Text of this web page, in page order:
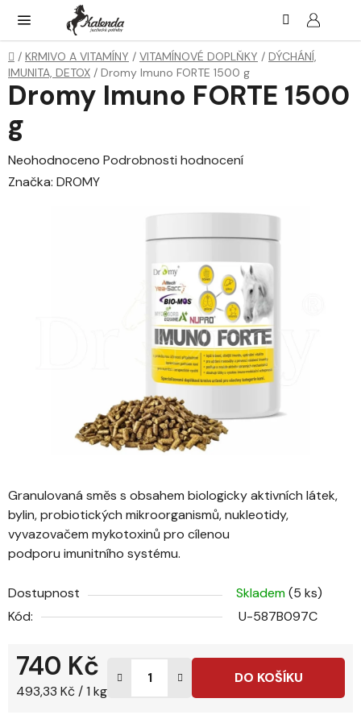
obsah
Domů
/ KRMIVO A VITAMÍNY / VITAMÍNOVÉ DOPLŇKY / DÝCHÁNÍ,
IMUNITA, DETOX / Dromy Imuno FORTE 1500 g
Granulovaná směs s obsahem biologicky aktivních látek,
bylin, probiotických mikroorganismů, nukleotidy,
vyvazovačem mykotoxinů pro cílenou
podporu imunitního systému.
Dostupnost Skladem(5 ks)
Kód:
U-587B097C
740 Kč
Měrná cena:
493,33 Kč / 1 kg
DO KOŠÍKU
Dromy Imuno FORTE 1500
g
Průměrné
hodnocení
Neohodnoceno Podrobnosti hodnocení
Značka: DROMY